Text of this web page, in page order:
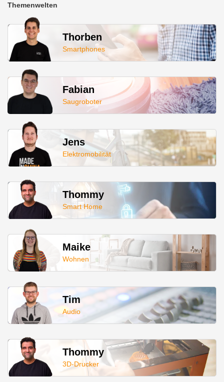
Themenwelten
Thorben
Smartphones
Fabian
Saugroboter
Jens
Elektromobilität
Thommy
Smart Home
Maike
Wohnen
Tim
Audio
Thommy
3D-Drucker